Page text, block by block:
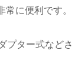
に便利です。
プター式など